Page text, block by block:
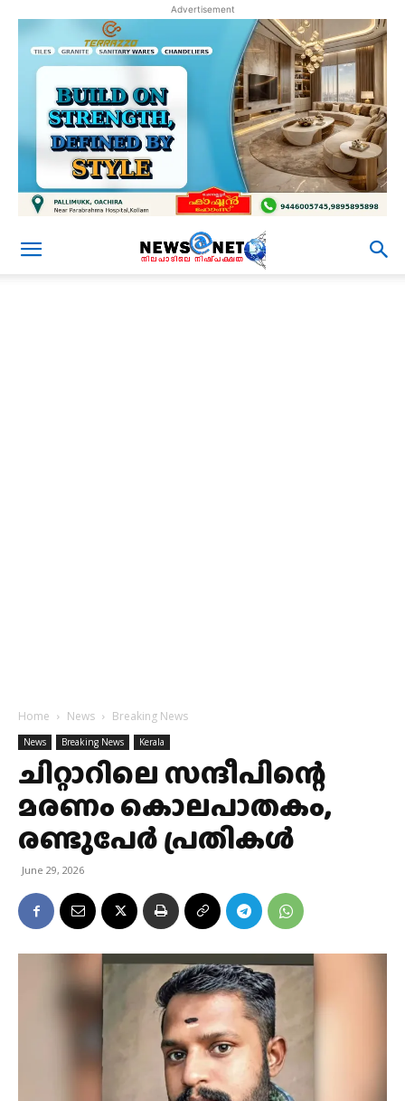
Advertisement
Home News Breaking News
News Breaking News Kerala
ചിറ്റാറിലെ സന്ദീപിന്റെ
മരണം കൊലപാതകം,
രണ്ടുപേർ പ്രതികള്‍
June 29, 2026